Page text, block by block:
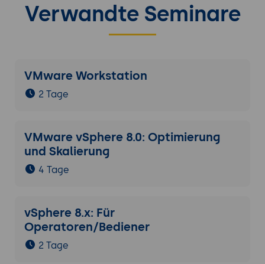
Verwandte Seminare
VMware Workstation
2 Tage
VMware vSphere 8.0: Optimierung
und Skalierung
4 Tage
vSphere 8.x: Für
Operatoren/Bediener
2 Tage